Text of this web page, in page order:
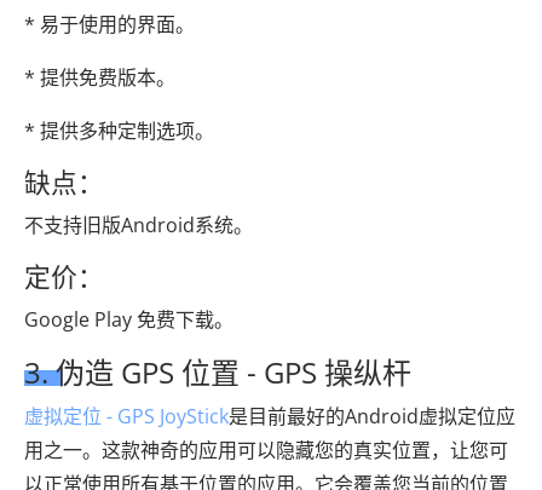
* 易于使用的界面。
* 提供免费版本。
* 提供多种定制选项。
缺点：
不支持旧版Android系统。
定价：
Google Play 免费下载。
3. 伪造 GPS 位置 - GPS 操纵杆
虚拟定位 - GPS JoyStick是目前最好的Android虚拟定位应
用之一。这款神奇的应用可以隐藏您的真实位置，让您可
以正常使用所有基于位置的应用。它会覆盖您当前的位置